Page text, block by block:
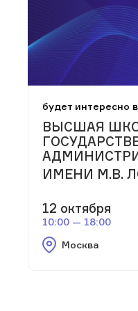
будет интересно
ВЫСШАЯ
ИМЕНИ М.В.
12 октября
10:00 — 18:00
Москва